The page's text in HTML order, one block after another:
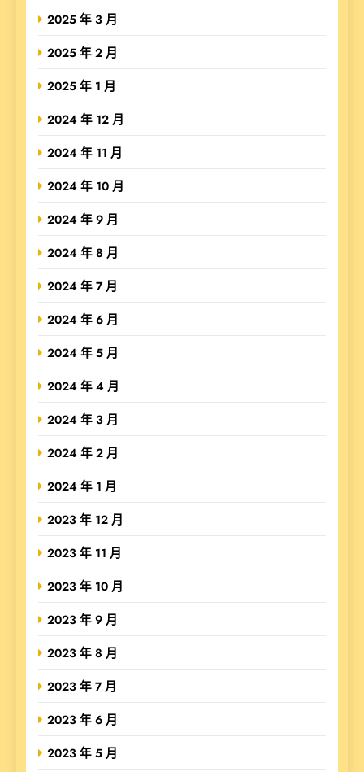
2025 年 3 月
2025 年 2 月
2025 年 1 月
2024 年 12 月
2024 年 11 月
2024 年 10 月
2024 年 9 月
2024 年 8 月
2024 年 7 月
2024 年 6 月
2024 年 5 月
2024 年 4 月
2024 年 3 月
2024 年 2 月
2024 年 1 月
2023 年 12 月
2023 年 11 月
2023 年 10 月
2023 年 9 月
2023 年 8 月
2023 年 7 月
2023 年 6 月
2023 年 5 月